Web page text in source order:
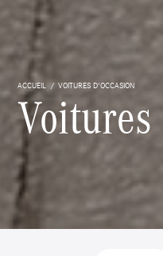
ACCUEIL VOITURES D'OCCASION